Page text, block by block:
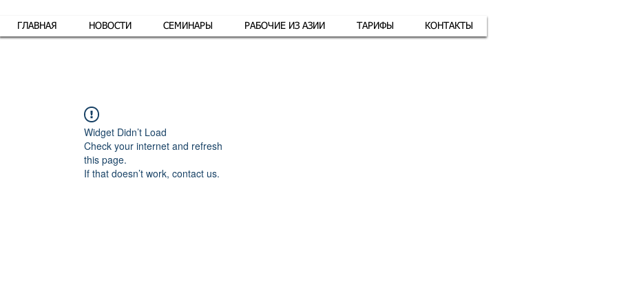
ГЛАВНАЯ НОВОСТИ СЕМИНАРЫ РАБОЧИЕ ИЗ АЗИИ ТАРИФЫ КОНТАКТЫ
Widget Didn’t Load
Check your internet and refresh
this page.
If that doesn’t work, contact us.